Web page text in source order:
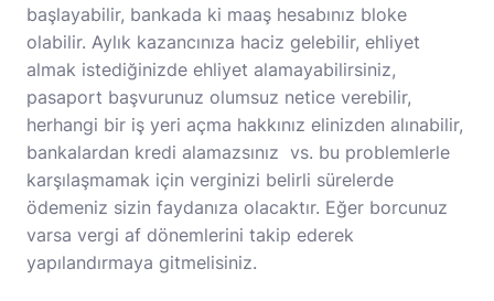
başlayabilir, bankada ki maaş hesabınız bloke
olabilir. Aylık kazancınıza haciz gelebilir, ehliyet
almak istediğinizde ehliyet alamayabilirsiniz,
pasaport başvurunuz olumsuz netice verebilir,
herhangi bir iş yeri açma hakkınız elinizden alınabilir,
bankalardan kredi alamazsınız vs. bu problemlerle
karşılaşmamak için verginizi belirli sürelerde
ödemeniz sizin faydanıza olacaktır. Eğer borcunuz
varsa vergi af dönemlerini takip ederek
yapılandırmaya gitmelisiniz.